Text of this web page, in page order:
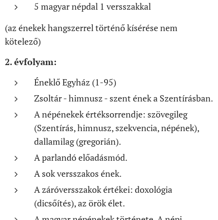
5 magyar népdal 1 versszakkal
(az énekek hangszerrel történő kísérése nem
kötelező)
2. évfolyam:
Éneklő Egyház (1-95)
Zsoltár - himnusz - szent ének a Szentírásban.
A népénekek értéksorrendje: szövegileg
(Szentírás, himnusz, szekvencia, népének),
dallamilag (gregorián).
A parlandó előadásmód.
A sok versszakos ének.
A záróversszakok értékei: doxológia
(dicsőítés), az örök élet.